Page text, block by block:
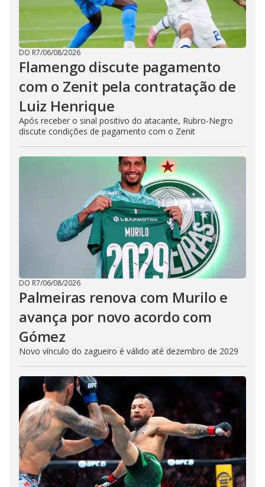
DO R7/06/08/2026
Flamengo discute pagamento
com o Zenit pela contratação de
Luiz Henrique
Após receber o sinal positivo do atacante, Rubro-Negro
discute condições de pagamento com o Zenit
DO R7/06/08/2026
Palmeiras renova com Murilo e
avança por novo acordo com
Gómez
Novo vínculo do zagueiro é válido até dezembro de 2029